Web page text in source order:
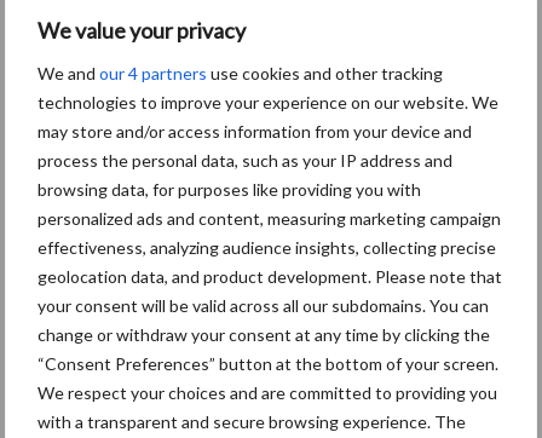
We value your privacy
We and our 4 partners use cookies and other tracking
technologies to improve your experience on our website. We
may store and/or access information from your device and
process the personal data, such as your IP address and
browsing data, for purposes like providing you with
personalized ads and content, measuring marketing campaign
effectiveness, analyzing audience insights, collecting precise
geolocation data, and product development. Please note that
your consent will be valid across all our subdomains. You can
change or withdraw your consent at any time by clicking the
“Consent Preferences” button at the bottom of your screen.
We respect your choices and are committed to providing you
with a transparent and secure browsing experience. The
polissen op dit gebied voor zijn rekening.
Groupama heeft daarnaast een heleboel andere activiteiten: 16
miljard euro omzet in totaal, 12 miljoen klanten, 31000
medewerkers. Groupama is oorspronkelijk wel gesticht door
boeren, en heeft 1 miljard omzet in de landbouw. De band met de
landbouw blijft heel sterk en de voorzitter is traditioneel een
boer.
De structuur is opgebouwd uit lokale kassen, regionale kassen,
en een nationaal niveau. Bestuurders zijn gekozen, ook op lokaal
niveau.
Bron: Agroberichten Buitenland